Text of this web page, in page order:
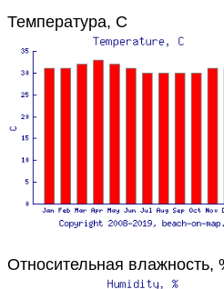
Температура, C
Относительная влажность,